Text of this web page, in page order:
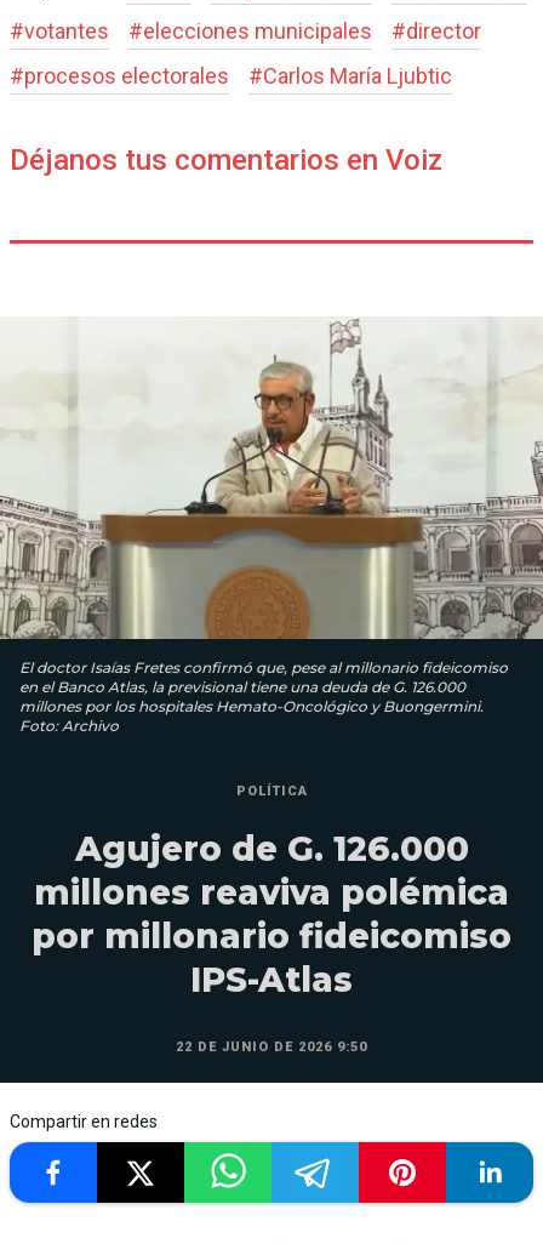
#votantes #elecciones municipales #director
#procesos electorales #Carlos María Ljubtic
Déjanos tus comentarios en Voiz
El doctor Isaías Fretes confirmó que, pese al millonario fideicomiso
en el Banco Atlas, la previsional tiene una deuda de G. 126.000
millones por los hospitales Hemato-Oncológico y Buongermini.
Foto: Archivo
POLÍTICA
Agujero de G. 126.000
millones reaviva polémica
por millonario fideicomiso
IPS-Atlas
22 DE JUNIO DE 2026 9:50
Compartir en redes